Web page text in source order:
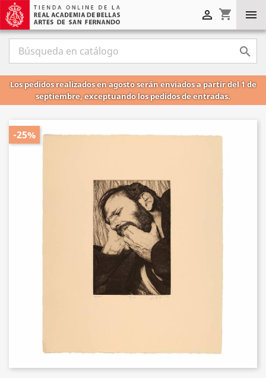

shopping_cart


Los pedidos realizados en agosto serán enviados a partir del 1 de
septiembre, exceptuando los pedidos de entradas.
-25%